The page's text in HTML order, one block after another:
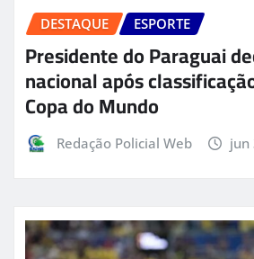
DESTAQUE ESPORTE
Presidente do Paraguai
nacional após
Copa do Mundo
Redação Policial Web jun